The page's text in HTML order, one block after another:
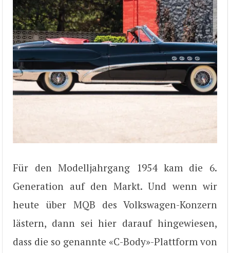
Für den Modelljahrgang 1954 kam die 6.
Generation auf den Markt. Und wenn wir
heute über MQB des Volkswagen-Konzern
lästern, dann sei hier darauf hingewiesen,
dass die so genannte «C-Body»-Plattform von